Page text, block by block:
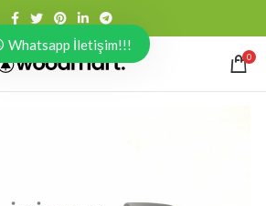
0
Whatsapp İletişim!!!